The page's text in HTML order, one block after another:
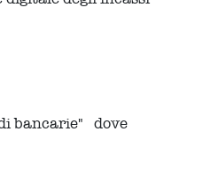
bancarie" dove